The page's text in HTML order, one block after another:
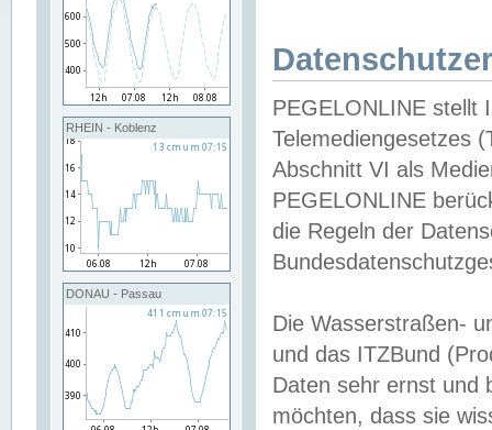
RHEIN - Koblenz
DONAU - Passau
PEGELONLINE stellt
Telemediengesetzes
Abschnitt VI als
PEGELONLINE
die Regeln der
Die Wasserstraßen-
und das ITZBund
Daten sehr ernst und
möchten, dass sie